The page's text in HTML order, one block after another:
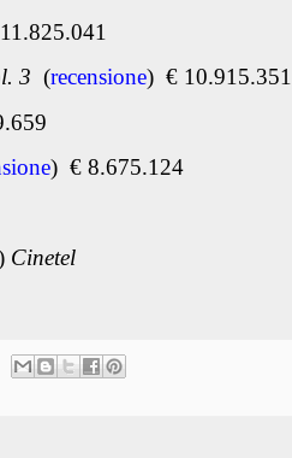
3 (recensione) € 10.915.351
) € 8.675.124
Cinetel